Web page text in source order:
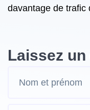
davantage de trafic
Laissez